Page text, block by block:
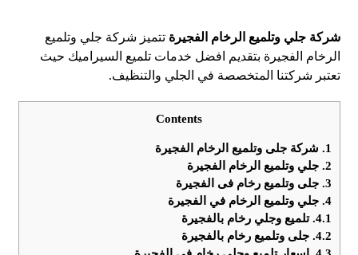
شركة جلي وتلميع الرخام الفجيرة تتميز شركة جلي وتلميع
الرخام الفجيرة بتقديم افضل خدمات تلميع السيراميك حيث
تعتبر شركتنا المتخصصة في الجلي والتنظيف.
Contents
1. شركة جلى وتلميع الرخام الفجيرة
2. جلي وتلميع الرخام الفجيرة
3. جلى وتلميع رخام فى الفجيرة
4. جلي وتلميع الرخام في الفجيرة
4.1. تلميع وجلي رخام بالفجيرة
4.2. جلى وتلميع رخام بالفجيرة